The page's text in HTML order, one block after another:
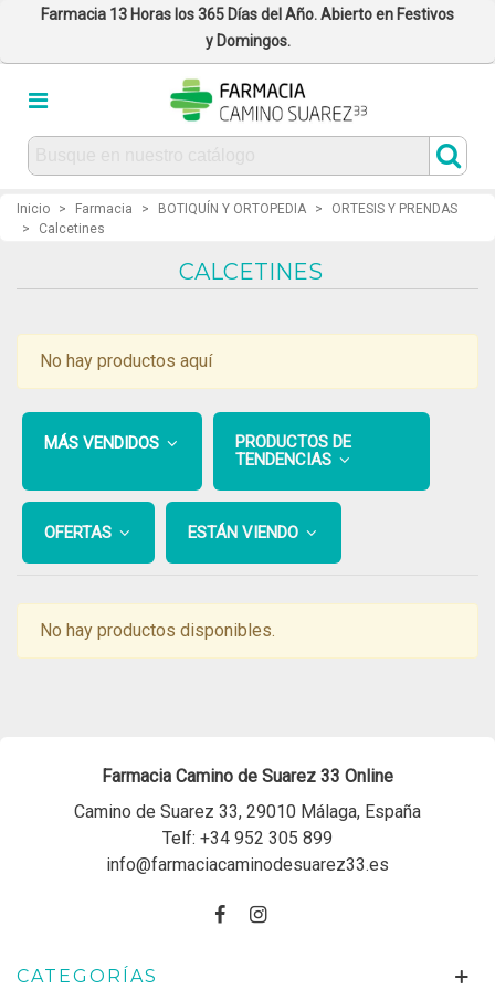
Farmacia 13 Horas los 365 Días del Año. Abierto en Festivos
y Domingos.
Inicio > Farmacia > BOTIQUÍN Y ORTOPEDIA >
ORTESIS Y PRENDAS
>
Calcetines
CALCETINES
No hay productos aquí
MÁS VENDIDOS
PRODUCTOS DE
TENDENCIAS
OFERTAS ESTÁN VIENDO
No hay productos disponibles.
Farmacia Camino de Suarez 33 Online
Camino de Suarez 33, 29010 Málaga, España
Telf: +34 952 305 899
info@farmaciacaminodesuarez33.es
CATEGORÍAS